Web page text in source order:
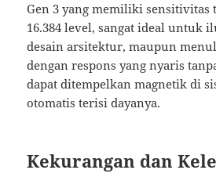
Gen 3 yang memiliki sensitivitas
16.384 level, sangat ideal untuk
desain arsitektur, maupun
dengan respons yang nyaris
dapat ditempelkan magnetik di
otomatis terisi dayanya.
Kekurangan dan